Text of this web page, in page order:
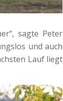
sagte Peter
und auch
Lauf liegt